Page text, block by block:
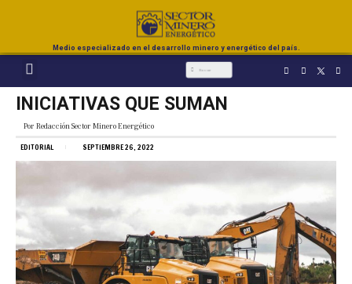
Medio especializado en el desarrollo minero y energético del país.
INICIATIVAS QUE SUMAN
Por Redacción Sector Minero Energético
EDITORIAL SEPTIEMBRE 26, 2022